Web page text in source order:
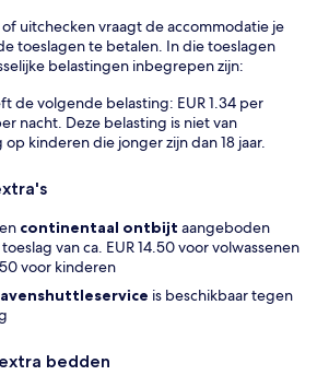
uitchecken vraagt de accommodatie je
toeslagen te betalen. In die toeslagen
belastingen inbegrepen zijn:
de volgende belasting: EUR 1.34 per
nacht. Deze belasting is niet van
op kinderen die jonger zijn dan 18 jaar.
continentaal ontbijt aangeboden
van ca. EUR 14.50 voor volwassenen
voor kinderen
is beschikbaar tegen
bedden